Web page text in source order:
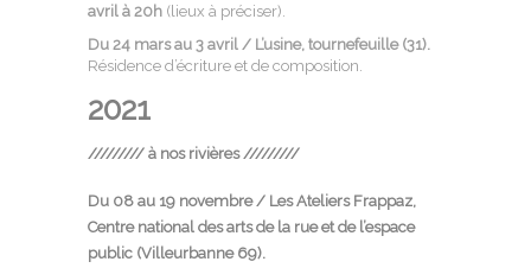
avril à 20h (lieux à préciser).
Du 24 marsau 3 avril / L’usine, tournefeuille (31).
Résidence d’écriture et de composition.
2021
///////// à nos rivières /////////
Du 08 au 19 novembre / Les Ateliers Frappaz,
Centre national des arts de la rue et de l’espace
public (Villeurbanne 69).